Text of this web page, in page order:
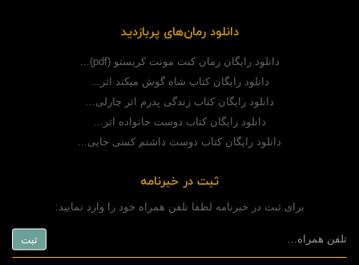
دانلود رمان‌های پربازدید
دانلود رایگان رمان کنت مونت کریستو (pdf)...
دانلود رایگان کتاب شاه گوش میکند اثر...
دانلود رایگان کتاب زندگی پدرم اثر چارلی...
دانلود رایگان کتاب دوست خانواده اثر...
دانلود رایگان کتاب دوست داشتم کسی جایی...
ثبت در خبرنامه
برای ثبت در خبرنامه لطفا تلفن همراه خود را وارد نمایید: